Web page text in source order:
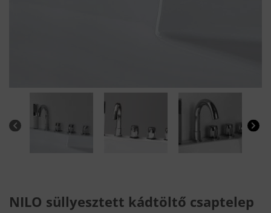
NILO süllyesztett kádtöltő csaptelep